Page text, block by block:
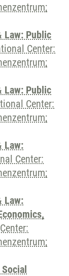
Law: Public
Center:
Law: Public
Center:
Law:
Center:
Law: